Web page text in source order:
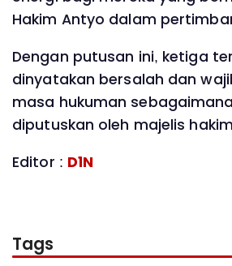
Hakim Antyo dalam
Dengan putusan ini, ketiga
dinyatakan bersalah dan
masa hukuman
diputuskan oleh majelis
Editor : D1N
Tags